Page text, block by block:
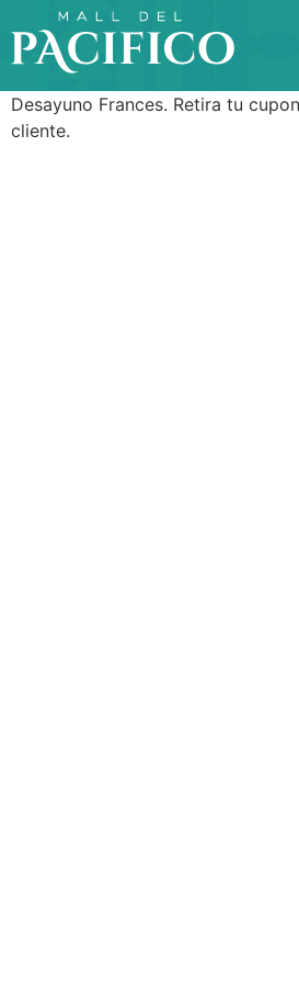
Desayuno Frances. Retira tu
cliente.